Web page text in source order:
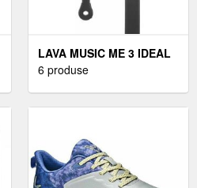
LAVA MUSIC ME 3 IDEAL
STRAP 2 CUREA DE
6 produse